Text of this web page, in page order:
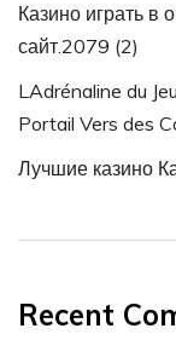
Казино играть в
сайт.2079 (2)
LAdrénaline du
Portail Vers des
Лучшие казино
Recent